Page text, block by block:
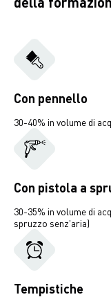
Con pennello
30-40% in volume di
Con pistola a
30-35% in volume di
spruzzo senz'aria)
Tempistiche